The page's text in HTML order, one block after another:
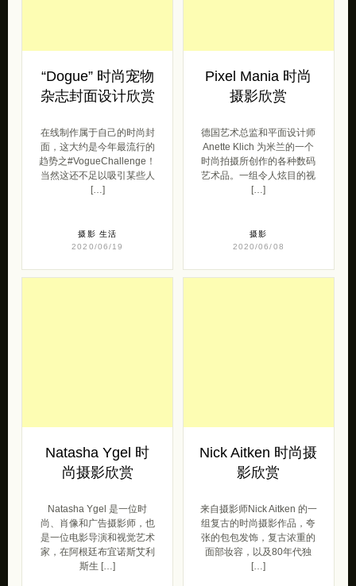
“Dogue” 时尚宠物
杂志封面设计欣赏
在线制作属于自己的时尚封
面，这大约是今年最流行的
趋势之#VogueChallenge！
当然这还不足以吸引某些人
[…]
摄影 生活
2020/06/19
Pixel Mania 时尚
摄影欣赏
德国艺术总监和平面设计师
Anette Klich 为米兰的一个
时尚拍摄所创作的各种数码
艺术品。一组令人炫目的视
[…]
摄影
2020/06/08
Natasha Ygel 时
尚摄影欣赏
Natasha Ygel 是一位时
尚、肖像和广告摄影师，也
是一位电影导演和视觉艺术
家，在阿根廷布宜诺斯艾利
斯生 […]
Nick Aitken 时尚摄
影欣赏
来自摄影师Nick Aitken 的一
组复古的时尚摄影作品，夸
张的包包发饰，复古浓重的
面部妆容，以及80年代独
[…]